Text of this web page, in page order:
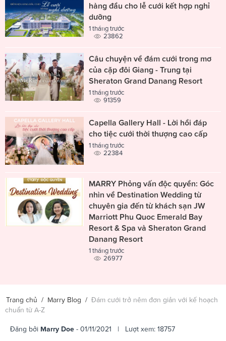
hàng đầu cho lễ cưới kết hợp nghỉ
dưỡng
1 tháng trước
23862
Câu chuyện về đám cưới trong mơ
của cặp đôi Giang - Trung tại
Sheraton Grand Danang Resort
1 tháng trước
91359
Capella Gallery Hall - Lời hồi đáp
cho tiệc cưới thời thượng cao cấp
1 tháng trước
22384
MARRY Phỏng vấn độc quyền: Góc
nhìn về Destination Wedding từ
chuyên gia đến từ khách sạn JW
Marriott Phu Quoc Emerald Bay
Resort & Spa và Sheraton Grand
Danang Resort
1 tháng trước
26977
Trang chủ / Marry Blog / Đám cưới trở nêm đơn giản với kế hoạch
chuẩn từ A-Z
Đăng bởi Marry Doe - 01/11/2021 | Lượt xem: 18757